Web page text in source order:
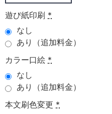
遊び紙印刷 *
なし
あり（追加料金）
カラー口絵 *
なし
あり（追加料金）
本文刷色変更 *